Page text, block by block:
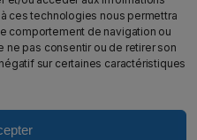
ces technologies nous permettra
comportement de navigation ou
ne pas consentir ou de retirer son
sur certaines caractéristiques
la vente d’alcool est
que l’abus d’alcool est
doit être consommé avec